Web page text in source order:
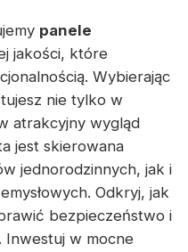
panele
jakości, które
Wybierając
nie tylko w
atrakcyjny wygląd
jest skierowana
jednorodzinnych, jak i
Odkryj, jak
bezpieczeństwo i
Inwestuj w mocne